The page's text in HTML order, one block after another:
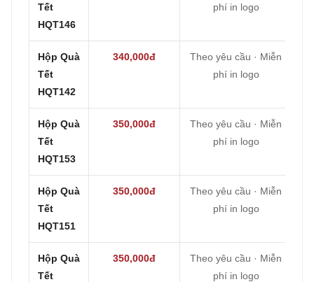
Tết
HQT146
phí in logo
Hộp Quà
Tết
HQT142
340,000đ
Theo yêu cầu · Miễn
phí in logo
Hộp Quà
Tết
HQT153
350,000đ
Theo yêu cầu · Miễn
phí in logo
Hộp Quà
Tết
HQT151
350,000đ
Theo yêu cầu · Miễn
phí in logo
Hộp Quà
Tết
350,000đ
Theo yêu cầu · Miễn
phí in logo